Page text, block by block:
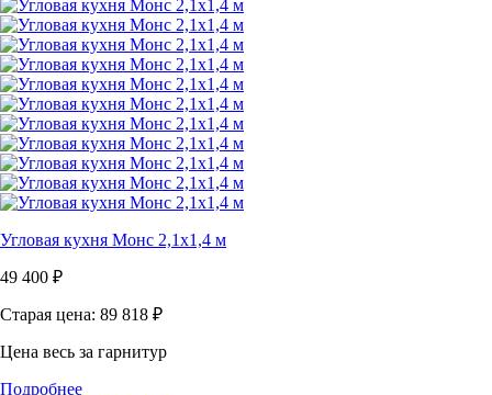
Угловая кухня Монс 2,1х1,4 м
49 400 ₽
Старая цена: 89 818 ₽
Цена весь за гарнитур
Подробнее